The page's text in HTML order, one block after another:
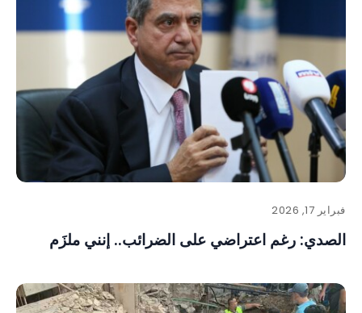
فبراير 17, 2026
الصدي: رغم اعتراضي على الضرائب.. إنني ملزَم